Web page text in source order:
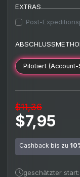
EXTRAS
Post-
Pilotiert (Account-
$11,36
$7,95
Cashback bis zu
geschätzter start: